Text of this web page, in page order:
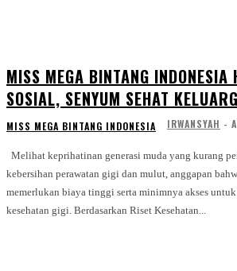
MISS MEGA BINTANG
SOSIAL, SENYUM SEHAT
MISS MEGA BINTANG INDONESIA IRWANSYAH -
kebersihan perawatan gigi dan mulut, anggapan
memerlukan biaya tinggi serta minimnya akses
kesehatan gigi. Berdasarkan Riset Kesehatan...